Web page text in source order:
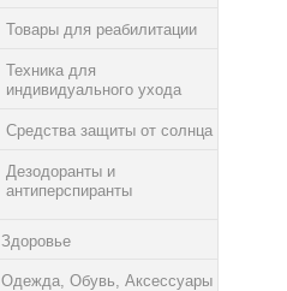
Товары для реабилитации
Техника для
индивидуального ухода
Средства защиты от солнца
Дезодоранты и
антиперспиранты
Здоровье
Одежда, Обувь, Аксессуары